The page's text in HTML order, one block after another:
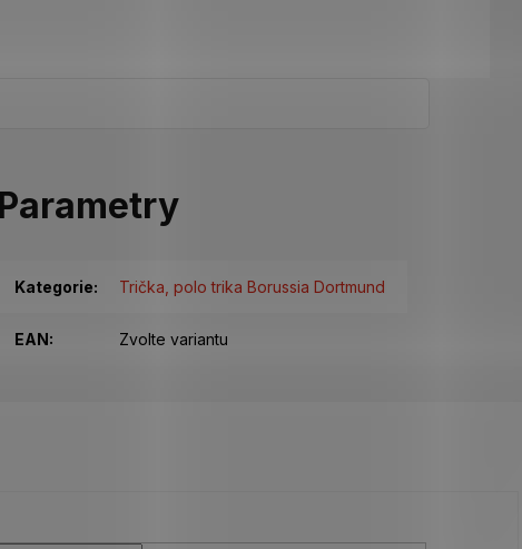
Parametry
Kategorie: Trička, polo trika Borussia Dortmund
EAN : Zvolte variantu